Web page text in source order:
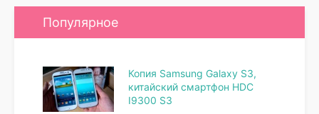
Популярное
Копия Samsung Galaxy S3,
китайский смартфон HDC
I9300 S3